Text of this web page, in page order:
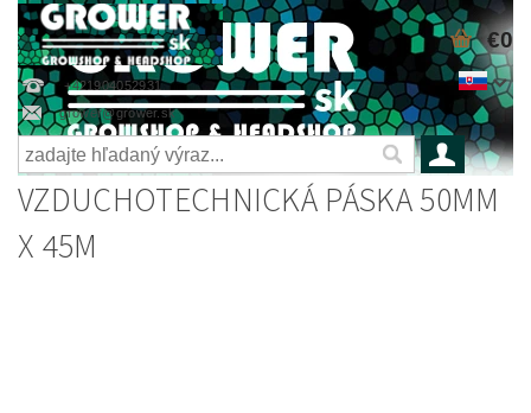
+421904052931
grower@grower.sk
€0
VZDUCHOTECHNICKÁ PÁSKA 50MM
X 45M